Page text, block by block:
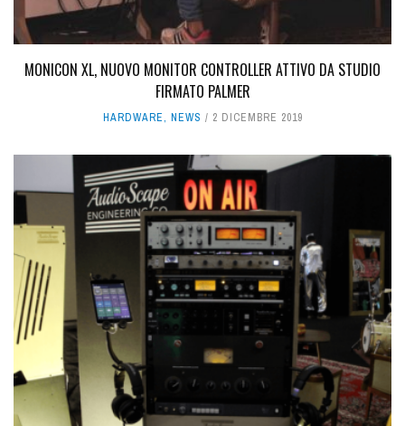
MONICON XL, NUOVO MONITOR CONTROLLER ATTIVO DA STUDIO
FIRMATO PALMER
HARDWARE, NEWS 2 DICEMBRE 2019